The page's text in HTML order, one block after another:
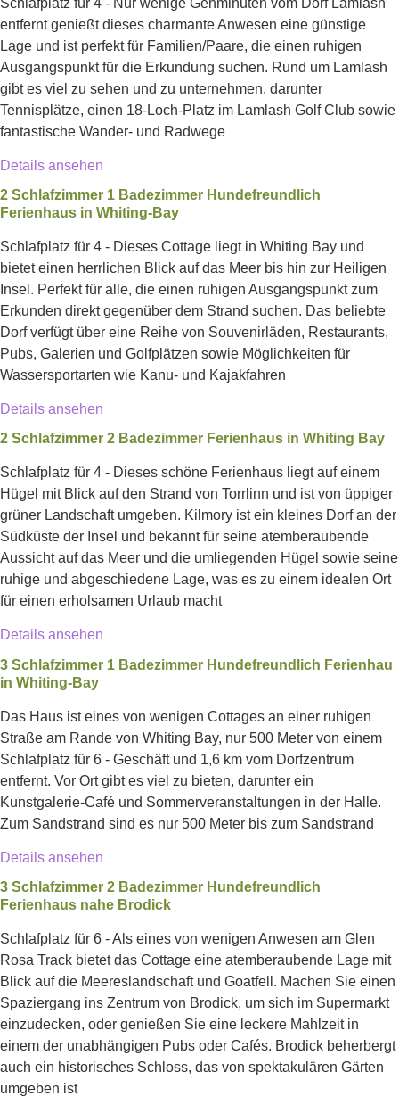
entfernt genießt dieses charmante Anwesen eine günstige
Lage und ist perfekt für Familien/Paare, die einen ruhigen
Ausgangspunkt für die Erkundung suchen. Rund um Lamlash
gibt es viel zu sehen und zu unternehmen, darunter
Tennisplätze, einen 18-Loch-Platz im Lamlash Golf Club sowie
fantastische Wander- und Radwege
Details ansehen
2 Schlafzimmer 1 Badezimmer Hundefreundlich
Ferienhaus in Whiting-Bay
Schlafplatz für 4 - Dieses Cottage liegt in Whiting Bay und
bietet einen herrlichen Blick auf das Meer bis hin zur Heiligen
Insel. Perfekt für alle, die einen ruhigen Ausgangspunkt zum
Erkunden direkt gegenüber dem Strand suchen. Das beliebte
Dorf verfügt über eine Reihe von Souvenirläden, Restaurants,
Pubs, Galerien und Golfplätzen sowie Möglichkeiten für
Wassersportarten wie Kanu- und Kajakfahren
Details ansehen
2 Schlafzimmer 2 Badezimmer Ferienhaus in Whiting Bay
Schlafplatz für 4 - Dieses schöne Ferienhaus liegt auf einem
Hügel mit Blick auf den Strand von Torrlinn und ist von üppiger
grüner Landschaft umgeben. Kilmory ist ein kleines Dorf an der
Südküste der Insel und bekannt für seine atemberaubende
Aussicht auf das Meer und die umliegenden Hügel sowie seine
ruhige und abgeschiedene Lage, was es zu einem idealen Ort
für einen erholsamen Urlaub macht
Details ansehen
3 Schlafzimmer 1 Badezimmer Hundefreundlich Ferienhau
in Whiting-Bay
Das Haus ist eines von wenigen Cottages an einer ruhigen
Straße am Rande von Whiting Bay, nur 500 Meter von einem
Schlafplatz für 6 - Geschäft und 1,6 km vom Dorfzentrum
entfernt. Vor Ort gibt es viel zu bieten, darunter ein
Kunstgalerie-Café und Sommerveranstaltungen in der Halle.
Zum Sandstrand sind es nur 500 Meter bis zum Sandstrand
Details ansehen
3 Schlafzimmer 2 Badezimmer Hundefreundlich
Ferienhaus nahe Brodick
Schlafplatz für 6 - Als eines von wenigen Anwesen am Glen
Rosa Track bietet das Cottage eine atemberaubende Lage mit
Blick auf die Meereslandschaft und Goatfell. Machen Sie einen
Spaziergang ins Zentrum von Brodick, um sich im Supermarkt
einzudecken, oder genießen Sie eine leckere Mahlzeit in
einem der unabhängigen Pubs oder Cafés. Brodick beherbergt
auch ein historisches Schloss, das von spektakulären Gärten
umgeben ist